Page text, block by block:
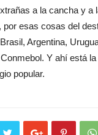
a la cancha y a
por esas cosas del
Argentina,
Y ahí está
popular.